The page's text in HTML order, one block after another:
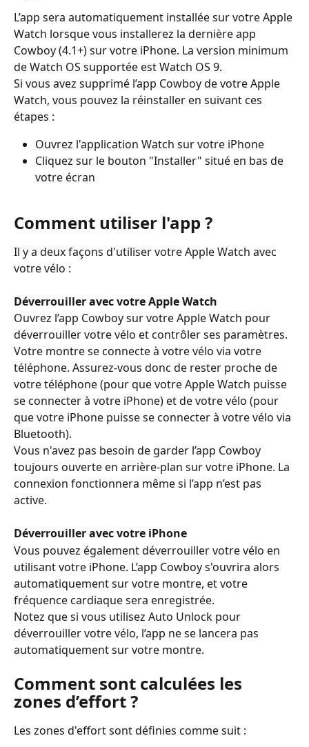
L’app sera automatiquement installée sur votre Apple
Watch lorsque vous installerez la dernière app
Cowboy (4.1+) sur votre iPhone. La version minimum
de Watch OS supportée est Watch OS 9.
Si vous avez supprimé l’app Cowboy de votre Apple
Watch, vous pouvez la réinstaller en suivant ces
étapes :
Ouvrez l'application Watch sur votre iPhone
Cliquez sur le bouton "Installer" situé en bas de
votre écran
Comment utiliser l'app ?
Il y a deux façons d'utiliser votre Apple Watch avec
votre vélo :
Déverrouiller avec votre Apple Watch
Ouvrez l’app Cowboy sur votre Apple Watch pour
déverrouiller votre vélo et contrôler ses paramètres.
Votre montre se connecte à votre vélo via votre
téléphone. Assurez-vous donc de rester proche de
votre téléphone (pour que votre Apple Watch puisse
se connecter à votre iPhone) et de votre vélo (pour
que votre iPhone puisse se connecter à votre vélo via
Bluetooth).
Vous n'avez pas besoin de garder l’app Cowboy
toujours ouverte en arrière-plan sur votre iPhone. La
connexion fonctionnera même si l’app n’est pas
active.
Déverrouiller avec votre iPhone
Vous pouvez également déverrouiller votre vélo en
utilisant votre iPhone. L’app Cowboy s'ouvrira alors
automatiquement sur votre montre, et votre
fréquence cardiaque sera enregistrée.
Notez que si vous utilisez Auto Unlock pour
déverrouiller votre vélo, l’app ne se lancera pas
automatiquement sur votre montre.
Comment sont calculées les
zones d’effort ?
Les zones d'effort sont définies comme suit :